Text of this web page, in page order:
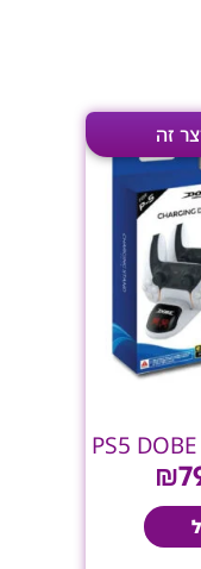
₪
המחיר
הנוכחי
הוא:
₪79.00.